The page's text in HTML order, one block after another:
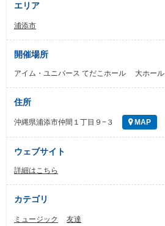
エリア
浦添市
開催場所
アイム・ユニバース てだこホール 大ホール
住所
沖縄県浦添市仲間１丁目９−３ MAP
ウェブサイト
詳細はこちら
カテゴリ
ミュージック 友達